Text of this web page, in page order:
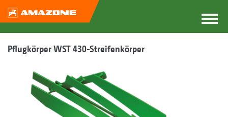
Pflugkörper WST 430-Streifenkörper